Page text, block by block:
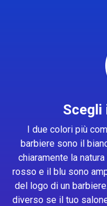
Scegli
I due colori più
barbiere sono il
chiaramente la
rosso e il blu sono
del logo di un
diverso se il tuo